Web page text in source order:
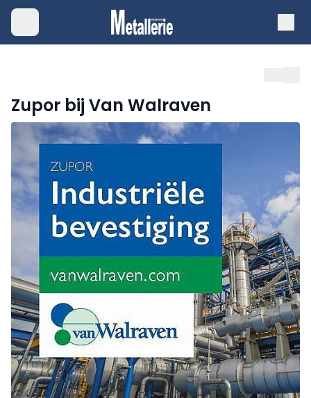
Zupor bij Van Walraven